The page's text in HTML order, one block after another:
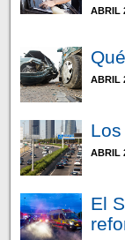
ABRIL
ABRIL
ABRIL
El